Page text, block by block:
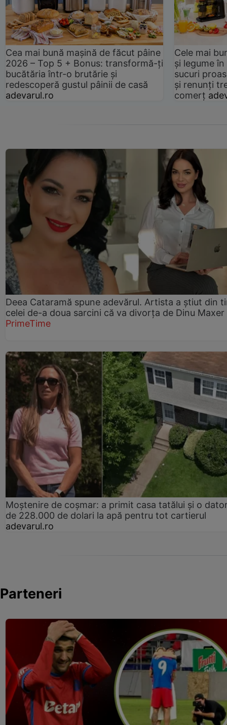
Cea mai bună mașină de făcut pâine
2026 – Top 5 + Bonus: transformă-ți
bucătăria într-o brutărie și
redescoperă gustul pâinii de casă
adevarul.ro
Cele mai
și legume
sucuri
și renunți
comerț
Deea Cataramă spune adevărul. Artista a știut din
celei de-a doua sarcini că va divorța de Dinu Maxer
PrimeTime
Moștenire de coșmar: a primit casa tatălui și o
de 228.000 de dolari la apă pentru tot cartierul
adevarul.ro
Parteneri